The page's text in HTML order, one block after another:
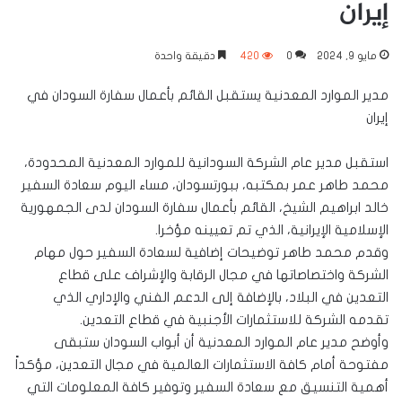
إيران
مايو 9, 2024 0
420 دقيقة واحدة
مدير الموارد المعدنية يستقبل القائم بأعمال سفارة السودان في
إيران
استقبل مدير عام الشركة السودانية للموارد المعدنية المحدودة،
محمد طاهر عمر بمكتبه، ببورتسودان، مساء اليوم سعادة السفير
خالد ابراهيم الشيخ، القائم بأعمال سفارة السودان لدى الجمهورية
الإسلامية الإيرانية، الذي تم تعيينه مؤخرا.
وقدم محمد طاهر توضيحات إضافية لسعادة السفير حول مهام
الشركة واختصاصاتها في مجال الرقابة والإشراف على قطاع
التعدين في البلاد، بالإضافة إلى الدعم الفني والإداري الذي
تقدمه الشركة للاستثمارات الأجنبية في قطاع التعدين.
وأوضح مدير عام الموارد المعدنية أن أبواب السودان ستبقى
مفتوحة أمام كافة الاستثمارات العالمية في مجال التعدين، مؤكداً
أهمية التنسيق مع سعادة السفير وتوفير كافة المعلومات التي